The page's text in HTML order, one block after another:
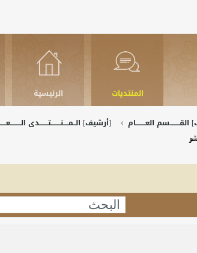
المنتديات الرئيسية
العــــــــام [أرشيف] الــمــــنــــــــتـــــــدى